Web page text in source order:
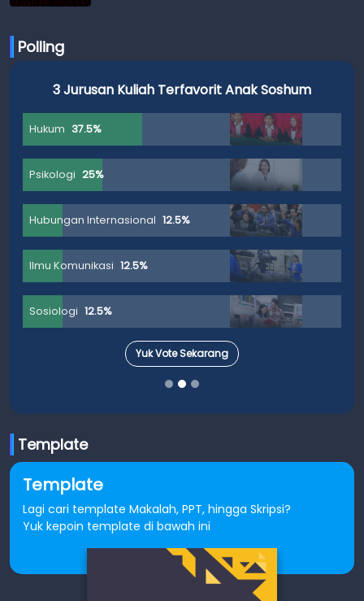
Polling
3 Jurusan Kuliah Terfavorit Anak Soshum
Hukum 37.5%
Psikologi 25%
Hubungan Internasional 12.5%
Ilmu Komunikasi 12.5%
Sosiologi 12.5%
Yuk Vote Sekarang
Template
Template
Lagi cari template Makalah, PPT, hingga Skripsi?
Yuk kepoin template di bawah ini